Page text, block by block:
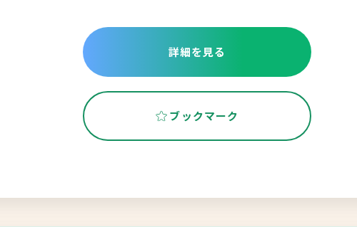
詳細を見る
ブックマーク